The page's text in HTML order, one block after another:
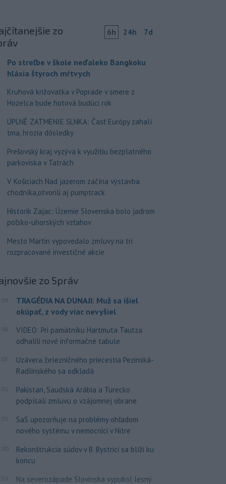
zo
6h 24h 7d
Po streľbe v škole neďaleko Bangkoku
hlásia štyroch mŕtvych
Kruhová križovatka v Poprade v smere z
Hozelca bude hotová budúci rok
ÚPLNÉ ZATMENIE SLNKA: Časť Európy zahalí
tma, hrozia dôsledky
Prešovský kraj vyzýva k využitiu bezplatného
parkoviska v Tatrách
V Košiciach Nad jazerom začína výstavba
chodníka,otvorili aj pumptrack
Historik Zajac: Územie Slovenska bolo jadrom
poľsko-uhorských vzťahov
Mesto Martin vypovedalo zmluvy na tri
rozpracované investičné akcie
zo Správ
TRAGÉDIA NA DUNAJI: Muž sa išiel
okúpať, z vody viac nevyšiel
VIDEO: Pri pamätníku Hartmuta Tautza
odhalili nové informačné tabule
Uzávera železničného priecestia Pezinská-
Radlinského sa odkladá
Pakistan, Saudská Arábia a Turecko
podpísali zmluvu o vzájomnej obrane
SaS upozorňuje na problémy ohľadom
nového systému v nemocnici v Nitre
Rekonštrukcia súdov v B. Bystrici sa blíži ku
koncu
Na severozápade Slovinska vypukol lesný